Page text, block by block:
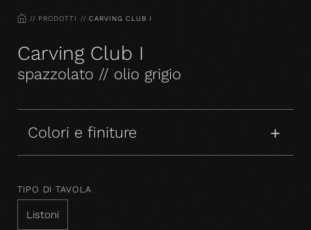
HOMEPRODOTTI CARVING CLUB I
Carving Club I
spazzolato // olio grigio
Colori e finiture
TIPO DI TAVOLA
Listoni